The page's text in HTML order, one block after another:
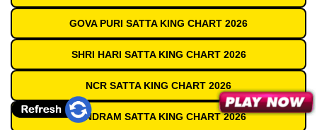
GOVA PURI SATTA KING CHART 2026
SHRI HARI SATTA KING CHART 2026
NCR SATTA KING CHART 2026
SUNDRAM SATTA KING CHART 2026